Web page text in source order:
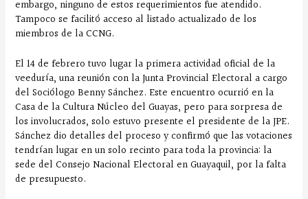
embargo, ninguno de estos requerimientos fue atendido.
Tampoco se facilitó acceso al listado actualizado de los
miembros de la CCNG.
El 14 de febrero tuvo lugar la primera actividad oficial de la
veeduría, una reunión con la Junta Provincial Electoral a cargo
del Sociólogo Benny Sánchez. Este encuentro ocurrió en la
Casa de la Cultura Núcleo del Guayas, pero para sorpresa de
los involucrados, solo estuvo presente el presidente de la JPE.
Sánchez dio detalles del proceso y confirmó que las votaciones
tendrían lugar en un solo recinto para toda la provincia: la
sede del Consejo Nacional Electoral en Guayaquil, por la falta
de presupuesto.